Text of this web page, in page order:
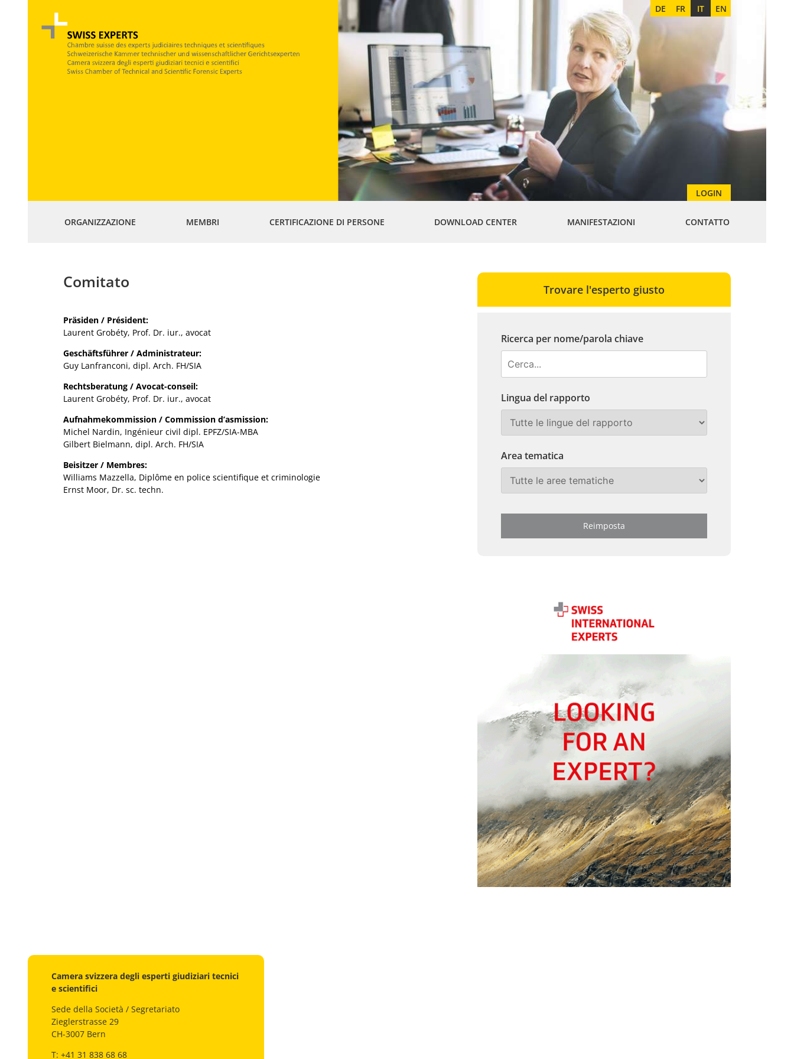
DE FR IT EN
LOGIN
ORGANIZZAZIONE MEMBRI CERTIFICAZIONE DI PERSONE DOWNLOAD CENTER MANIFESTAZIONI CONTATTO
Comitato
Präsiden / Président:
Laurent Grobéty, Prof. Dr. iur., avocat
Geschäftsführer / Administrateur:
Guy Lanfranconi, dipl. Arch. FH/SIA
Rechtsberatung / Avocat-conseil:
Laurent Grobéty, Prof. Dr. iur., avocat
Aufnahmekommission / Commission d’asmission:
Michel Nardin, Ingénieur civil dipl. EPFZ/SIA-MBA
Gilbert Bielmann, dipl. Arch. FH/SIA
Beisitzer / Membres:
Williams Mazzella, Diplôme en police scientifique et criminologie
Ernst Moor, Dr. sc. techn.
Trovare l'esperto giusto
Ricerca per nome/parola chiave
Lingua del rapporto
Area tematica
Reimposta
Camera svizzera degli esperti giudiziari tecnici
e scientifici
Sede della Società / Segretariato
Zieglerstrasse 29
CH-3007 Bern
T: +41 31 838 68 68